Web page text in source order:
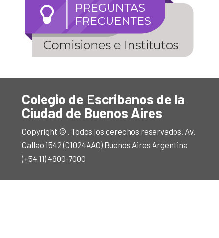
Colegio de Escribanos de la
Ciudad de Buenos Aires
Copyright © . Todos los derechos reservados. Av.
Callao 1542 (C1024AAO) Buenos Aires Argentina
(+54 11) 4809-7000